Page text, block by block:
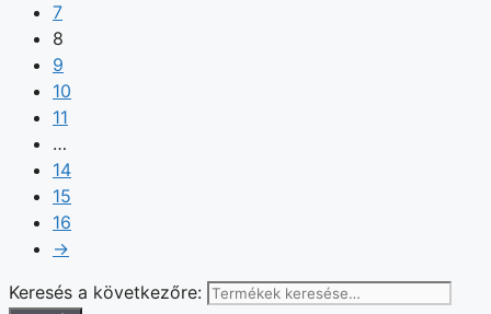
7
8
9
10
11
…
14
15
16
→
Keresés a következőre: